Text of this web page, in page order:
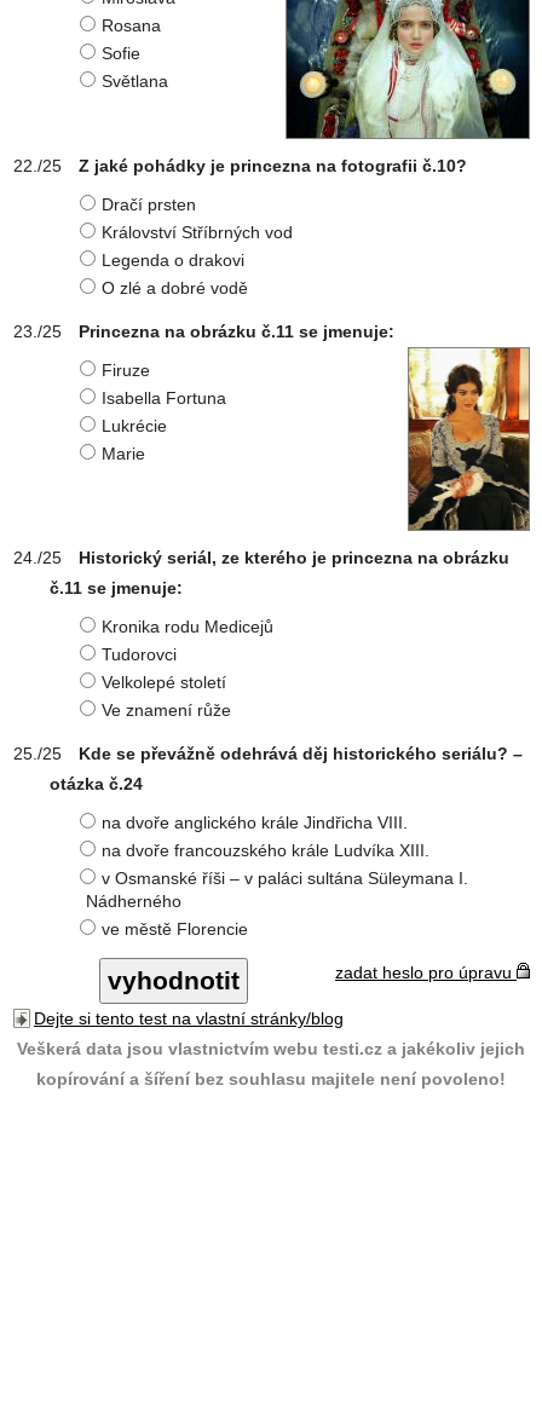
Rosana
Sofie
Světlana
Z jaké pohádky je princezna na fotografii č.10?
Dračí prsten
Království Stříbrných vod
Legenda o drakovi
O zlé a dobré vodě
Princezna na obrázku č.11 se jmenuje:
Firuze
Isabella Fortuna
Lukrécie
Marie
Historický seriál, ze kterého je princezna na obrázku
č.11 se jmenuje:
Kronika rodu Medicejů
Tudorovci
Velkolepé století
Ve znamení růže
Kde se převážně odehrává děj historického seriálu? –
otázka č.24
na dvoře anglického krále Jindřicha VIII.
na dvoře francouzského krále Ludvíka XIII.
v Osmanské říši – v paláci sultána Süleymana I.
Nádherného
ve městě Florencie
zadat heslo pro úpravu
Dejte si tento test na vlastní stránky/blog
Veškerá data jsou vlastnictvím webu testi.cz a jakékoliv jejich
kopírování a šíření bez souhlasu majitele není povoleno!